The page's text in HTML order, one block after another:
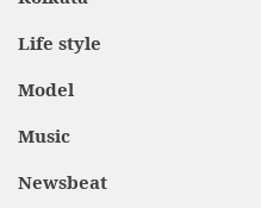
Life style
Model
Music
Newsbeat